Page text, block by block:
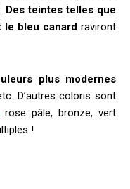
Des teintes telles que
bleu canard raviront
plus modernes
D’autres coloris sont
rose pâle, bronze, vert
!